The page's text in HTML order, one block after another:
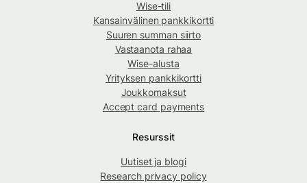
Wise-tili
Kansainvälinen pankkikortti
Suuren summan siirto
Vastaanota rahaa
Wise-alusta
Yrityksen pankkikortti
Joukkomaksut
Accept card payments
Resurssit
Uutiset ja blogi
Research privacy policy